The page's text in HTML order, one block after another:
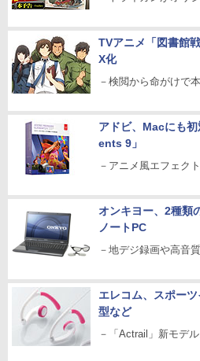
TVアニメ「図書館
X化
－検閲から命がけで
アドビ、Macにも
ents 9」
－アニメ風エフェク
オンキヨー、2種類
ノートPC
－地デジ録画や高音
エレコム、スポー
型など
－「Actrail」新モデ